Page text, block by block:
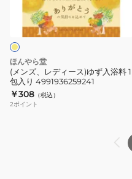
ゆ
ず
入
浴
料
ほんやら堂
(メンズ、レディース)ゆず入浴料 1
包入り 4991936259241
￥308 （税込）
2ポイント
イ
エ
ロ
ー